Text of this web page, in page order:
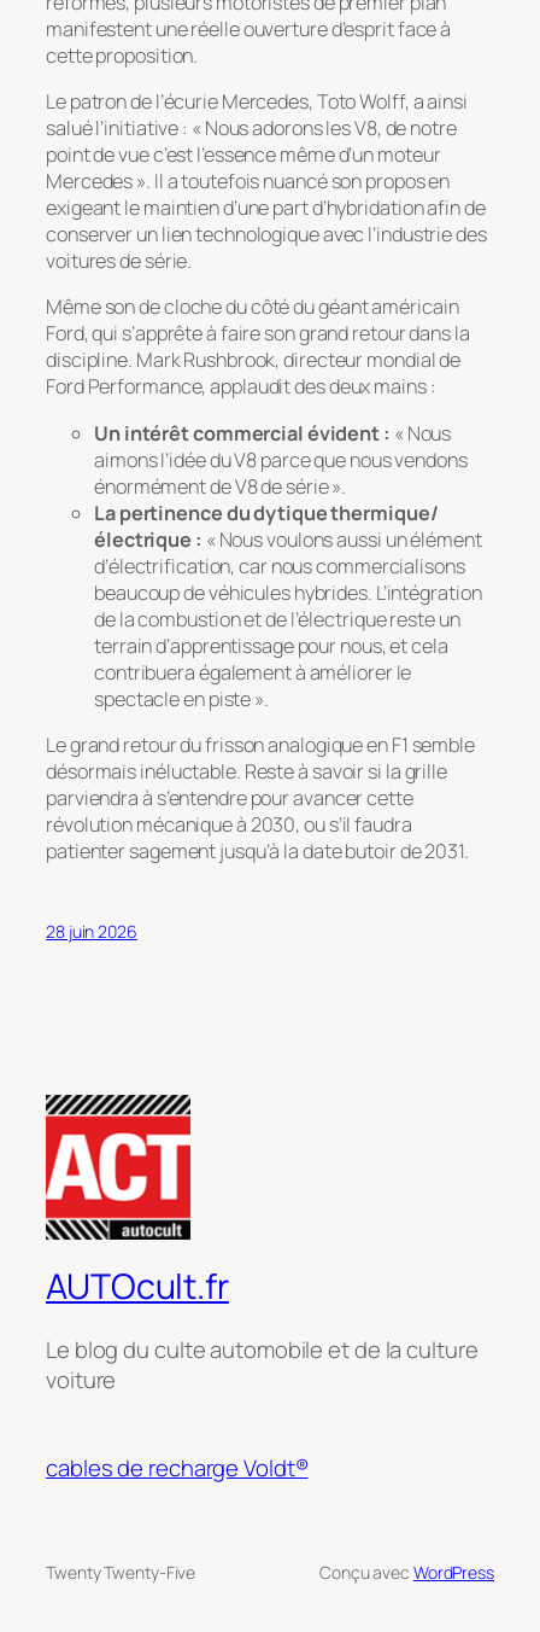
manifestent une réelle ouverture d’esprit face à
cette proposition.
Le patron de l’écurie Mercedes, Toto Wolff, a ainsi
salué l’initiative : « Nous adorons les V8, de notre
point de vue c’est l’essence même d’un moteur
Mercedes ». Il a toutefois nuancé son propos en
exigeant le maintien d’une part d’hybridation afin de
conserver un lien technologique avec l’industrie des
voitures de série.
Même son de cloche du côté du géant américain
Ford, qui s’apprête à faire son grand retour dans la
discipline. Mark Rushbrook, directeur mondial de
Ford Performance, applaudit des deux mains :
Un intérêt commercial évident : « Nous
aimons l’idée du V8 parce que nous vendons
énormément de V8 de série ».
La pertinence du dytique thermique/
électrique : « Nous voulons aussi un élément
d’électrification, car nous commercialisons
beaucoup de véhicules hybrides. L’intégration
de la combustion et de l’électrique reste un
terrain d’apprentissage pour nous, et cela
contribuera également à améliorer le
spectacle en piste ».
Le grand retour du frisson analogique en F1 semble
désormais inéluctable. Reste à savoir si la grille
parviendra à s’entendre pour avancer cette
révolution mécanique à 2030, ou s’il faudra
patienter sagement jusqu’à la date butoir de 2031.
28 juin 2026
AUTOcult.fr
Le blog du culte automobile et de la culture
voiture
cables de recharge Voldt®
Twenty Twenty-Five Conçu avec WordPress